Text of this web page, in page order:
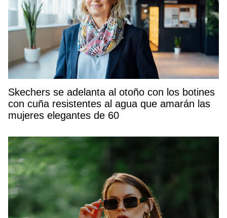
Skechers se adelanta al otoño con los botines
con cuña resistentes al agua que amarán las
mujeres elegantes de 60